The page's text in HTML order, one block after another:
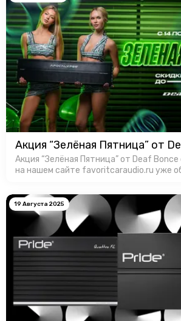
Акция “Зелёная Пятница” от
Акция “Зелёная Пятница” от Deaf
на нашем сайте favoritcaraudio.ru уже
19 Августа 2025